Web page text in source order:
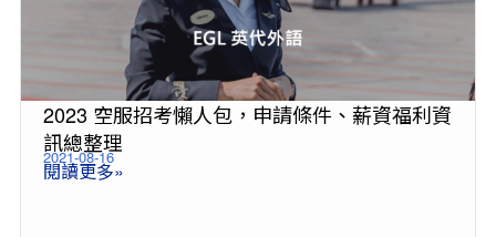
2023 空服招考懶人包，申請條件、薪資福利資
訊總整理
2021-08-16
閱讀更多»